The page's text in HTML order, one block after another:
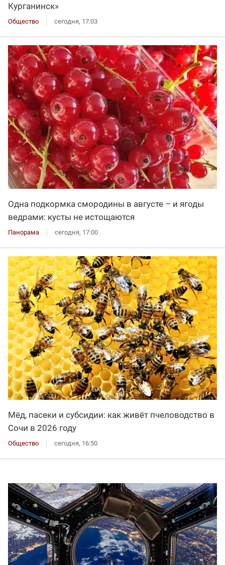
Курганинск»
Общество сегодня, 17:03
Одна подкормка смородины в августе – и ягоды
ведрами: кусты не истощаются
Панорама сегодня, 17:00
Мёд, пасеки и субсидии: как живёт пчеловодство в
Сочи в 2026 году
Общество сегодня, 16:50